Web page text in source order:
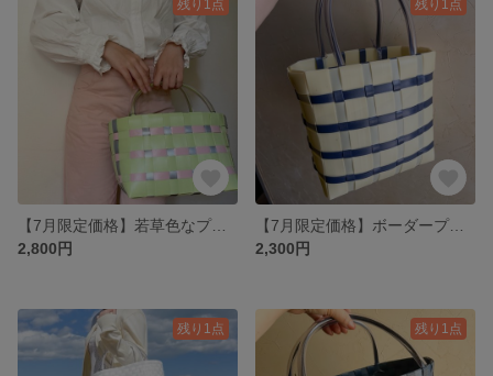
残り1点
【7月限定価格】若草色なプラカゴ
2,800円
残り1点
【7月限定価格】ボーダープラカゴ
2,300円
残り1点 残り1点